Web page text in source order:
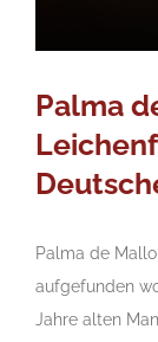
Palma
Palma de
aufgefunden
Jahre alten